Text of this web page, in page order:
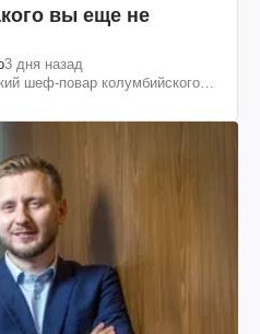
вы еще не
3 дня назад
шеф-повар колумбийского